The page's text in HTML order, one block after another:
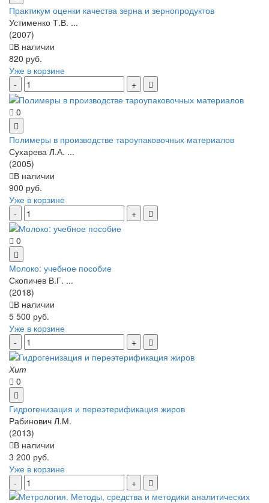
Практикум оценки качества зерна и зернопродуктов
Устименко Т.В. ...
(2007)
В наличии
820 руб.
Уже в корзине
0
Полимеры в производстве тароупаковочных материалов
Сухарева Л.А. ...
(2005)
В наличии
900 руб.
Уже в корзине
0
Молоко: учебное пособие
Скопичев В.Г. ...
(2018)
В наличии
5 500 руб.
Уже в корзине
Хит
0
Гидрогенизация и переэтерификация жиров
Рабинович Л.М.
(2013)
В наличии
3 200 руб.
Уже в корзине